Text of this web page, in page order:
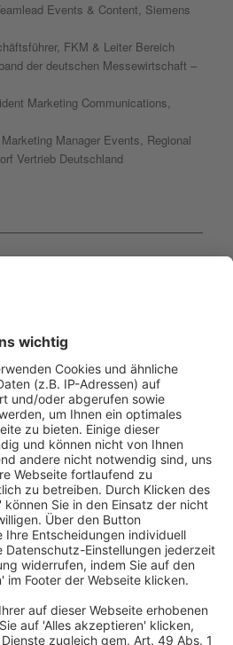
Events & Content, Siemens
FKM & Leiter Bereich
der deutschen Messewirtschaft –
Marketing Communications,
Manager Events, Regional
Vertrieb Deutschland
&Closing
von